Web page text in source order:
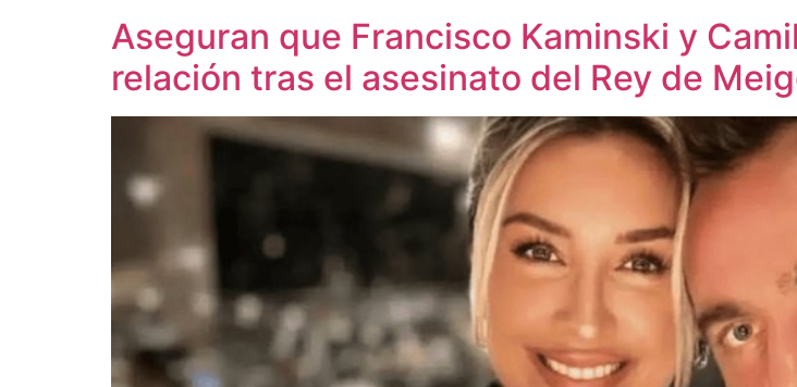
Aseguran que Francisco Kaminski y
relación tras el asesinato del Rey de